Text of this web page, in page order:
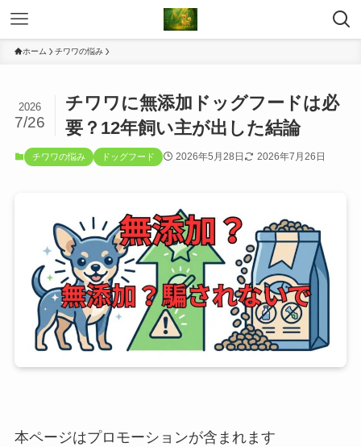
ホーム チワワの悩み
チワワに無添加ドッグフードは必
要？12年飼い主が出した結論
2026
7/26
チワワの悩み ドッグフード 2026年5月28日 2026年7月26日
本ページはプロモーションが含まれます